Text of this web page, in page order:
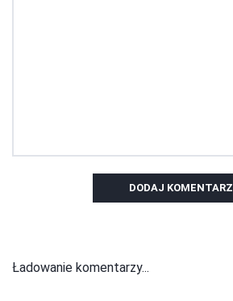
DODAJ KOMENTARZ
Ładowanie komentarzy...